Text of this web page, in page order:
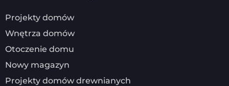
Projekty domów
Wnętrza domów
Otoczenie domu
Nowy magazyn
Projekty domów drewnianych